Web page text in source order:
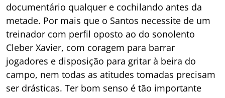
documentário qualquer e cochilando antes da
metade. Por mais que o Santos necessite de um
treinador com perfil oposto ao do sonolento
Cleber Xavier, com coragem para barrar
jogadores e disposição para gritar à beira do
campo, nem todas as atitudes tomadas precisam
ser drásticas. Ter bom senso é tão importante